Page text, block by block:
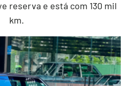
reserva e está com 130 mil
km.